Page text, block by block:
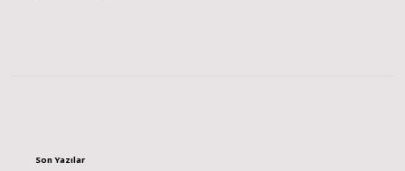
Son Yazılar